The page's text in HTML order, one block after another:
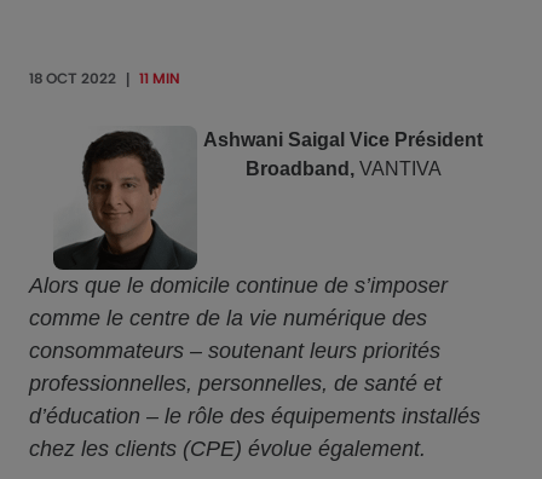
18 OCT 2022 11 MIN
Ashwani Saigal Vice Président
Broadband, VANTIVA
Alors que le domicile continue de s’imposer
comme le centre de la vie numérique des
consommateurs – soutenant leurs priorités
professionnelles, personnelles, de santé et
d’éducation – le rôle des équipements installés
chez les clients (CPE) évolue également.